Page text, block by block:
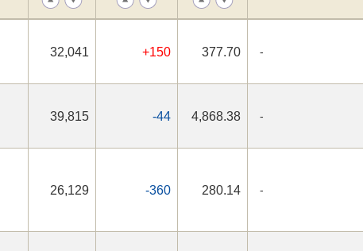
32,041 +150 377.70 -
39,815 -44 4,868.38 -
26,129 -360 280.14 -